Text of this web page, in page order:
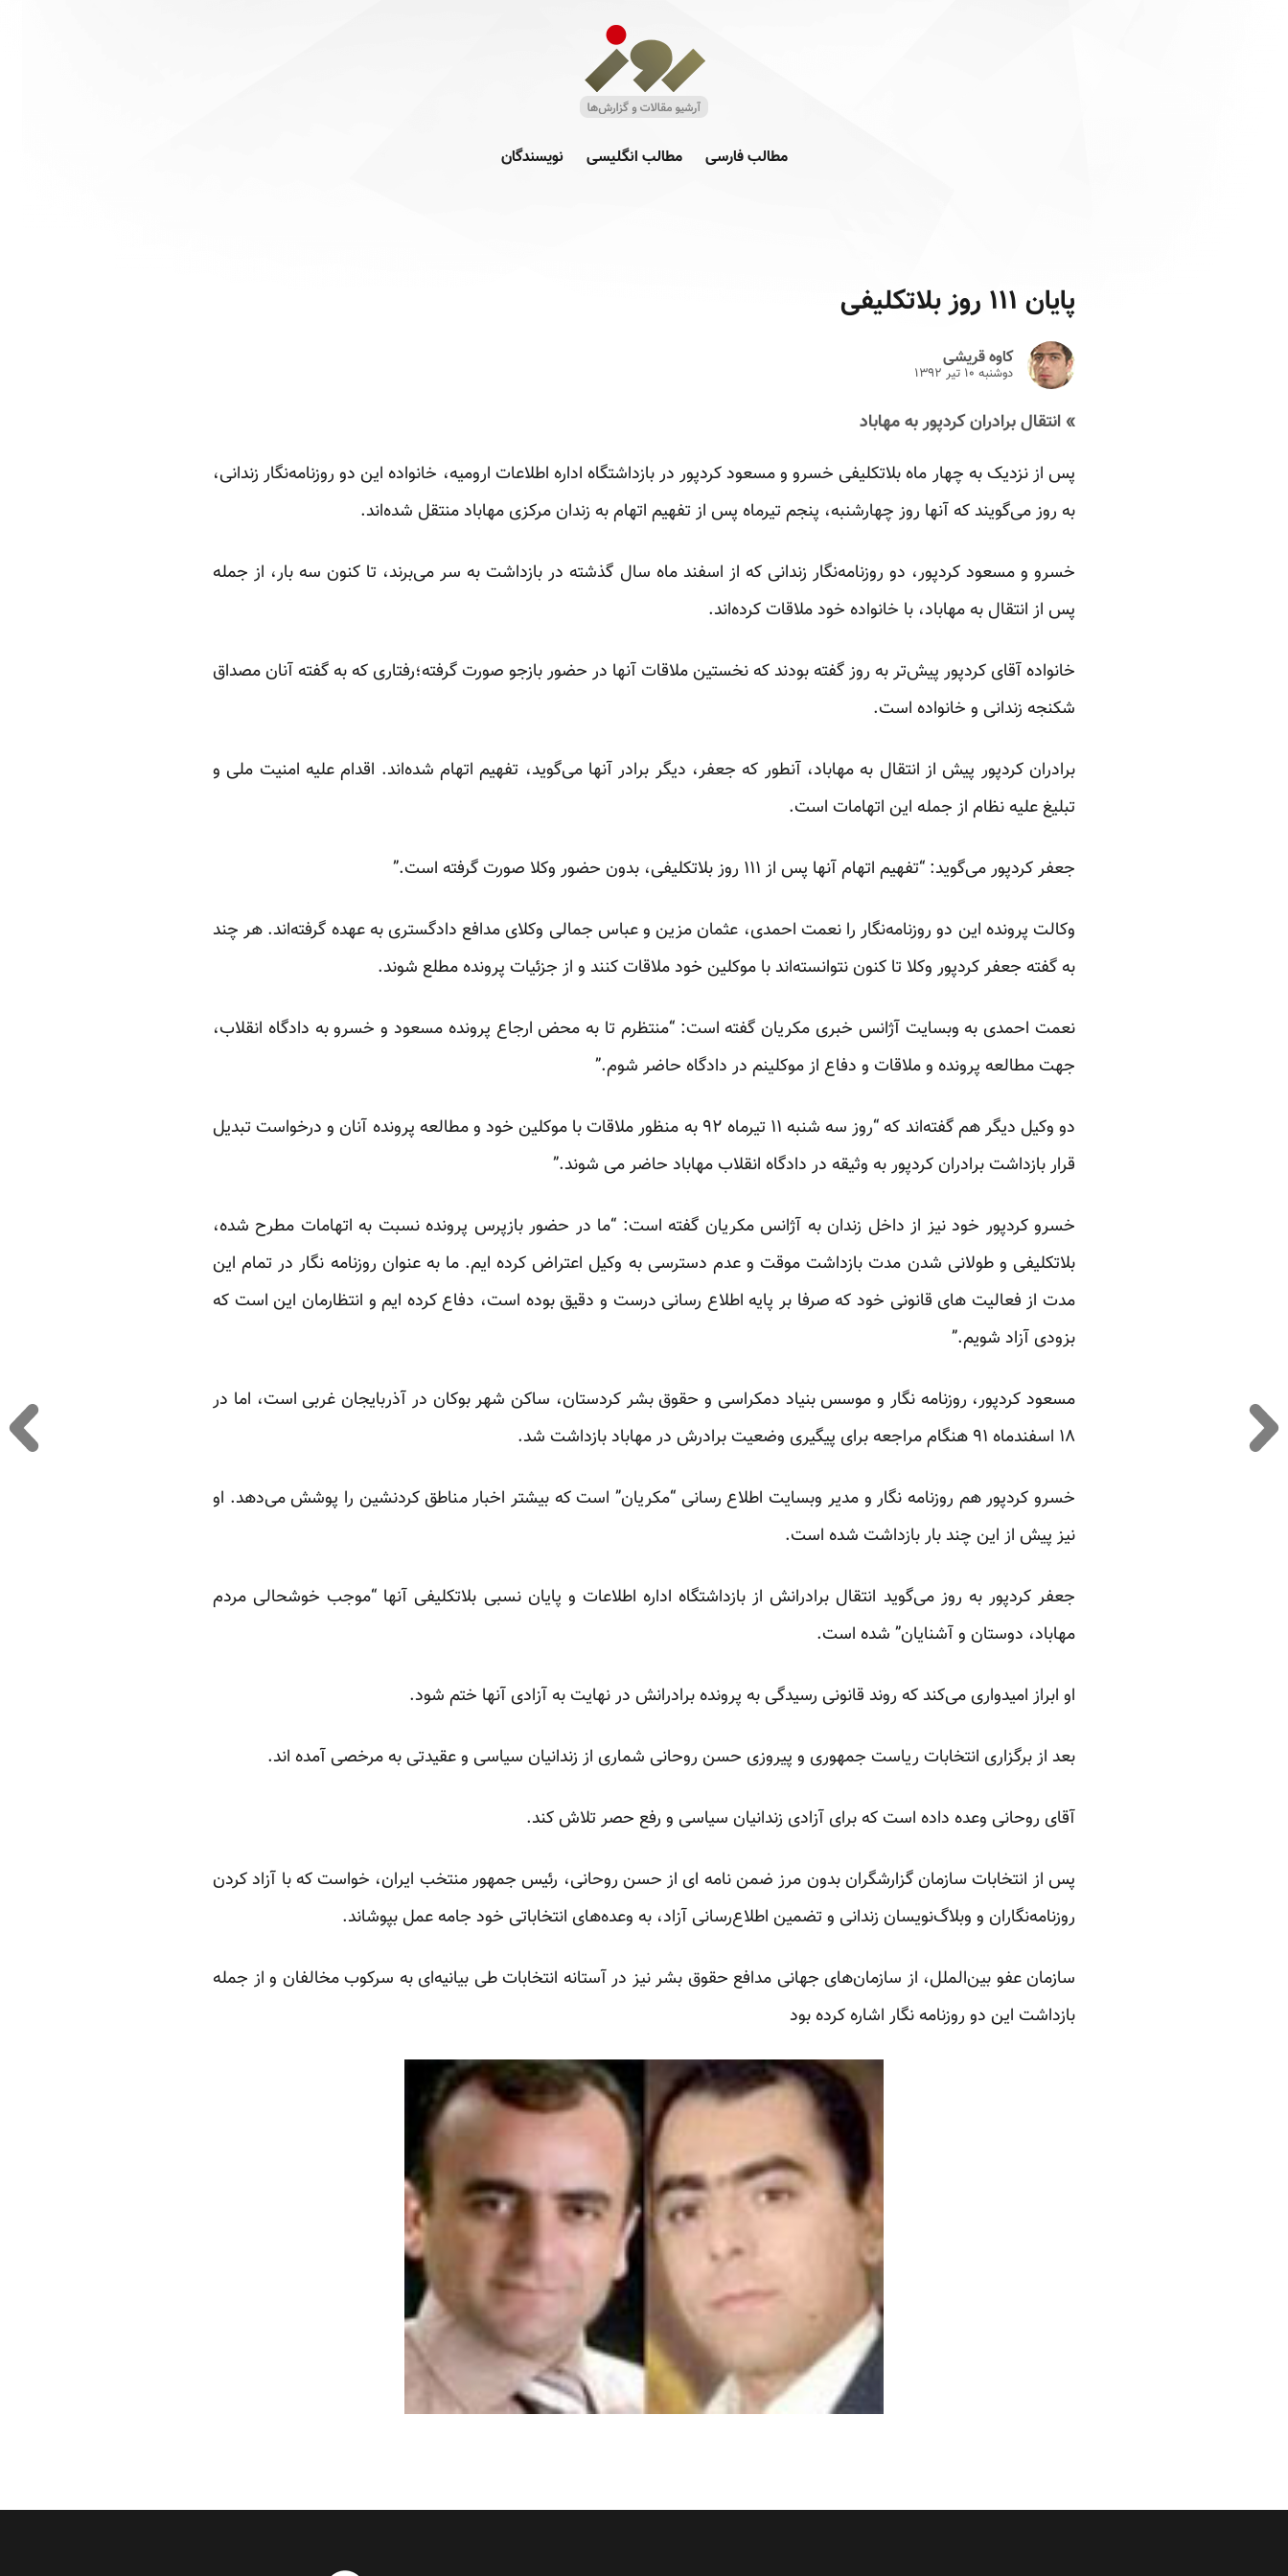
مطالب فارسی مطالب انگلیسی نویسندگان
پایان ۱۱۱ روز بلاتکلیفی
کاوه قریشی
دوشنبه ۱۰ تير ۱۳۹۲
» انتقال برادران کردپور به مهاباد
پس از نزدیک به چهار ماه بلاتکلیفی خسرو و مسعود کردپور در بازداشتگاه اداره اطلاعات ارومیه، خانواده این دو روزنامه‌نگار زندانی،
به روز می‌گویند که آنها روز چهارشنبه، پنجم تیرماه پس از تفهیم اتهام به زندان مرکزی مهاباد منتقل شده‌اند.
خسرو و مسعود کردپور، دو روزنامه‌نگار زندانی که از اسفند ماه سال گذشته در بازداشت به سر می‌برند، تا کنون سه بار، از جمله
پس از انتقال به مهاباد، با خانواده خود ملاقات کرده‌اند.
خانواده آقای کردپور پیش‌تر به روز گفته بودند که نخستین ملاقات آنها در حضور بازجو صورت گرفته؛رفتاری که به گفته آنان مصداق
شکنجه زندانی و خانواده است.
برادران کردپور پیش از انتقال به مهاباد، آنطور که جعفر، دیگر برادر آنها می‌گوید، تفهیم اتهام شده‌اند. اقدام علیه امنیت ملی و
تبلیغ علیه نظام از جمله این اتهامات است.
جعفر کردپور می‌گوید: “تفهیم اتهام آنها پس از ۱۱۱ روز بلاتکلیفی، بدون حضور وکلا صورت گرفته است.”
وکالت پرونده این دو روزنامه‌نگار را نعمت احمدی، عثمان مزین و عباس جمالی وکلای مدافع دادگستری به عهده گرفته‌اند. هر چند
به گفته جعفر کردپور وکلا تا کنون نتوانسته‌اند با موکلین خود ملاقات کنند و از جزئیات پرونده مطلع شوند.
نعمت احمدی به وبسایت آژانس خبری مکریان گفته است: “منتظرم تا به محض ارجاع پرونده مسعود و خسرو به دادگاه انقلاب،
جهت مطالعه پرونده و ملاقات و دفاع از موکلینم در دادگاه حاضر شوم.”
دو وکیل دیگر هم گفته‌اند که “روز سه شنبه ۱۱ تیرماه ۹۲ به منظور ملاقات با موکلین خود و مطالعه پرونده آنان و درخواست تبدیل
قرار بازداشت برادران کردپور به وثیقه در دادگاه انقلاب مهاباد حاضر می شوند.”
خسرو کردپور خود نیز از داخل زندان به آژانس مکریان گفته است: “ما در حضور بازپرس پرونده نسبت به اتهامات مطرح شده،
بلاتکلیفی و طولانی شدن مدت بازداشت موقت و عدم دسترسی به وکیل اعتراض کرده ایم. ما به عنوان روزنامه نگار در تمام این
مدت از فعالیت های قانونی خود که صرفا بر پایه اطلاع رسانی درست و دقیق بوده است، دفاع کرده ایم و انتظارمان این است که
بزودی آزاد شویم.”
مسعود کردپور، روزنامه نگار و موسس بنیاد دمکراسی و حقوق بشر کردستان، ساکن شهر بوکان در آذربایجان غربی است، اما در
۱۸ اسفندماه ۹۱ هنگام مراجعه برای پیگیری وضعیت برادرش در مهاباد بازداشت شد.
خسرو کردپور هم روزنامه نگار و مدیر وبسایت اطلاع رسانی “مکریان” است که بیشتر اخبار مناطق کردنشین را پوشش می‌دهد. او
نیز پیش از این چند بار بازداشت شده است.
جعفر کردپور به روز می‌گوید انتقال برادرانش از بازداشتگاه اداره اطلاعات و پایان نسبی بلاتکلیفی آنها “موجب خوشحالی مردم
مهاباد، دوستان و آشنایان” شده است.
او ابراز امیدواری می‌کند که روند قانونی رسیدگی به پرونده برادرانش در نهایت به آزادی آنها ختم شود.
بعد از برگزاری انتخابات ریاست جمهوری و پیروزی حسن روحانی شماری از زندانیان سیاسی و عقیدتی به مرخصی آمده اند.
آقای روحانی وعده داده است که برای آزادی زندانیان سیاسی و رفع حصر تلاش کند.
پس از انتخابات سازمان گزارشگران بدون مرز ضمن نامه ای از حسن روحانی، رئیس جمهور منتخب ایران، خواست که با آزاد کردن
روزنامه‌نگاران و وبلاگ‌نویسان زندانی و تضمین اطلاع‌رسانی آزاد، به وعده‌های انتخاباتی خود جامه عمل بپوشاند.
سازمان عفو بین‌الملل، از سازمان‌های جهانی مدافع حقوق بشر نیز در آستانه انتخابات طی بیانیه‌ای به سرکوب مخالفان و از جمله
بازداشت این دو روزنامه نگار اشاره کرده بود